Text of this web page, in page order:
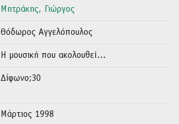
Μητράκης, Γιώργος
Θόδωρος Αγγελόπουλος
Η μουσική που ακολουθεί…
Δίφωνο;30
Μάρτιος 1998